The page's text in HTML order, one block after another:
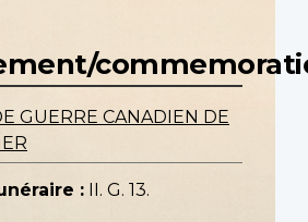
GUERRE CANADIEN DE
: II. G. 13.